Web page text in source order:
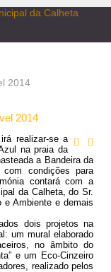
2014
2014
realizar-se a
na praia da
a Bandeira da
condições para
contará com a
da Calheta, do Sr.
e Ambiente e demais
dois projetos na
um mural elaborado
no âmbito do
e um Eco-Cinzeiro
realizado pelos